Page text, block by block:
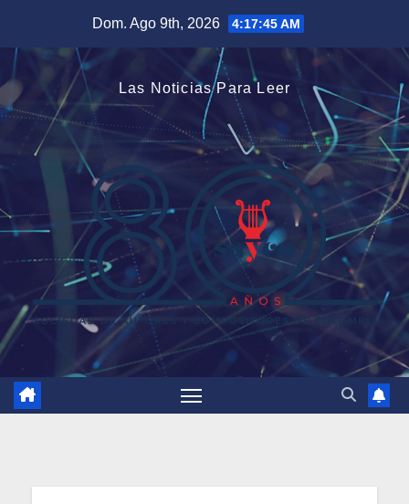
contenido
Dom. Ago 9th, 2026 4:17:45 AM
Las Noticias Para Leer